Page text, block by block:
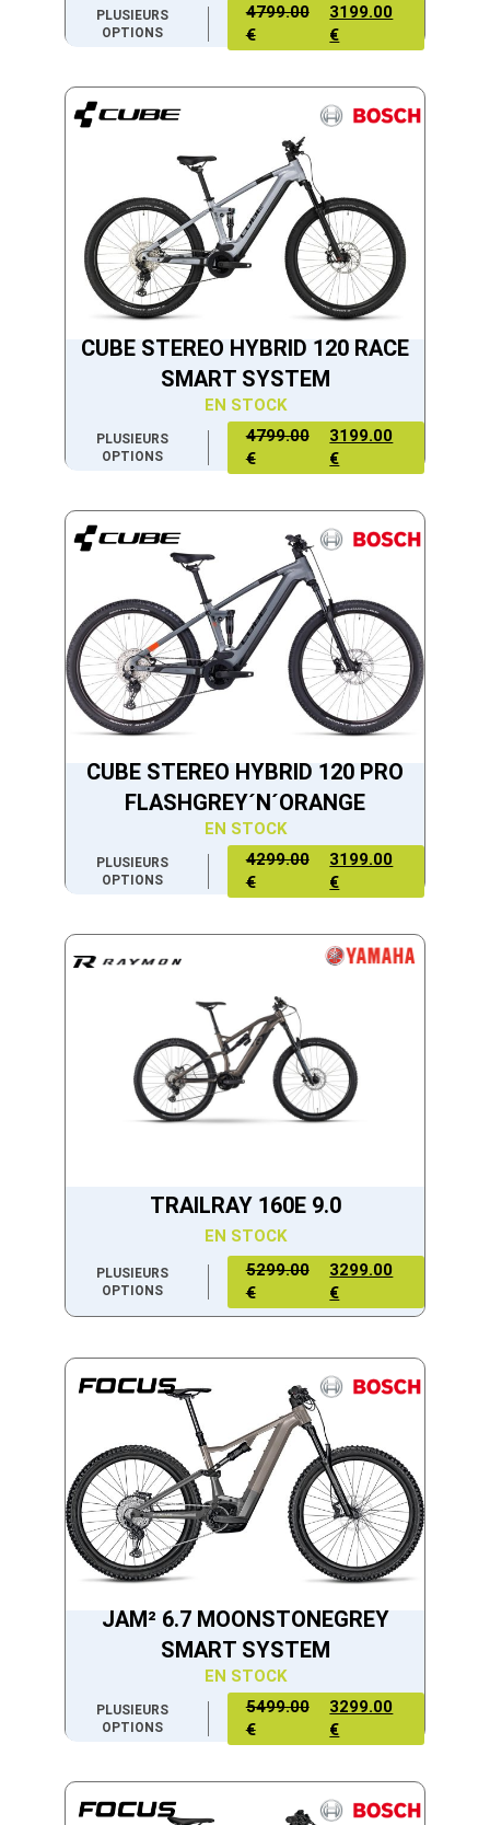
PLUSIEURS
OPTIONS
4799.00
€
3199.00
€
CUBE STEREO HYBRID 120 RACE
SMART SYSTEM
EN STOCK
PLUSIEURS
OPTIONS
4799.00
€
3199.00
€
CUBE STEREO HYBRID 120 PRO
FLASHGREY´N´ORANGE
EN STOCK
PLUSIEURS
OPTIONS
4299.00
€
3199.00
€
TRAILRAY 160E 9.0
EN STOCK
PLUSIEURS
OPTIONS
5299.00
€
3299.00
€
JAM² 6.7 MOONSTONEGREY
SMART SYSTEM
EN STOCK
PLUSIEURS
OPTIONS
5499.00
€
3299.00
€